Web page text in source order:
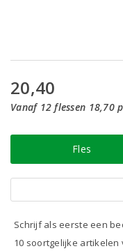
20,40
Vanaf 12 flessen 18,70
Fles
Schrijf als eerste een
10 soortgelijke